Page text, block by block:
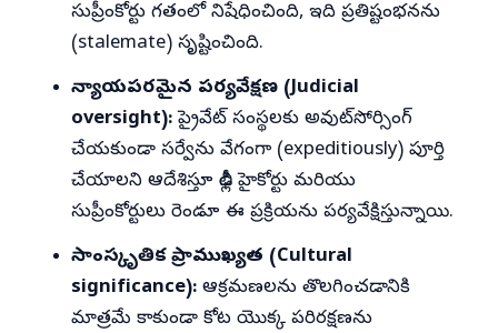
సుప్రీంకోర్టు గతంలో నిషేధించింది, ఇది ప్రతిష్టంభనను
(stalemate) సృష్టించింది.
న్యాయపరమైన పర్యవేక్షణ (Judicial
oversight):ప్రైవేట్ సంస్థలకు అవుట్‌సోర్సింగ్
చేయకుండా సర్వేను వేగంగా (expeditiously) పూర్తి
చేయాలని ఆదేశిస్తూ ఢిల్లీ హైకోర్టు మరియు
సుప్రీంకోర్టులు రెండూ ఈ ప్రక్రియను పర్యవేక్షిస్తున్నాయి.
సాంస్కృతిక ప్రాముఖ్యత (Cultural
significance): ఆక్రమణలను తొలగించడానికి
మాత్రమే కాకుండా కోట యొక్క పరిరక్షణను